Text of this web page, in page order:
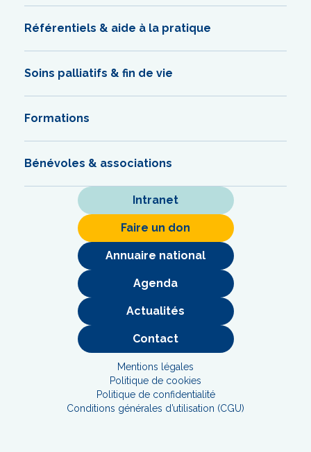
Référentiels & aide à la pratique
Soins palliatifs & fin de vie
Formations
Bénévoles & associations
Intranet
Faire un don
Annuaire national
Agenda
Actualités
Contact
Mentions légales
Politique de cookies
Politique de confidentialité
Conditions générales d’utilisation (CGU)